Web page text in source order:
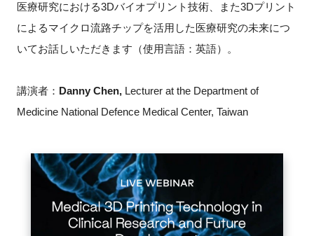
イベント
LINK-Jを知る
特別会員
医療研究における3Dバイオプリント技術、また3Dプリント
によるマイクロ流路チップを活用した医療研究の未来につ
いてお話しいただきます（使用言語：英語）。
講演者： Danny Chen,Lecturer at the Department of
Medicine National Defence Medical Center, Taiwan